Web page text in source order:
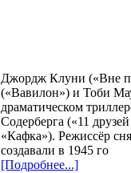
Джордж Клуни («Вне
(«Вавилон») и Тоби
драматическом
Содерберга («11
«Кафка»). Режиссёр
создавали в 1945 го
[Подробнее...]